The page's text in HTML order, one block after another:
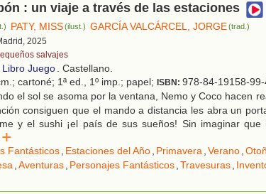
: un viaje a través de las estaciones
PATY, MISS(ilust.) GARCÍA VALCÁRCEL, JORGE (trad.)
2025
salvajes
Libro Juego. Castellano.
cartoné; 1ª ed., 1º imp.; papel; ISBN: 978-84-19158-
el sol se asoma por la ventana, Nemo y Coco hacen
consiguen que el mando a distancia les abra un
y el sushi ¡el país de sus sueños! Sin imaginar que
Fantásticos, Estaciones del Año, Primavera,Verano,
,Aventuras, Personajes Fantásticos,Travesuras,